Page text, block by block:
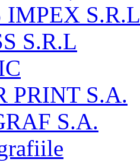
IMPEX
S.R.L
PRINT S.A.
S.A.